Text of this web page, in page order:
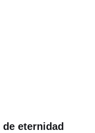
eternidad